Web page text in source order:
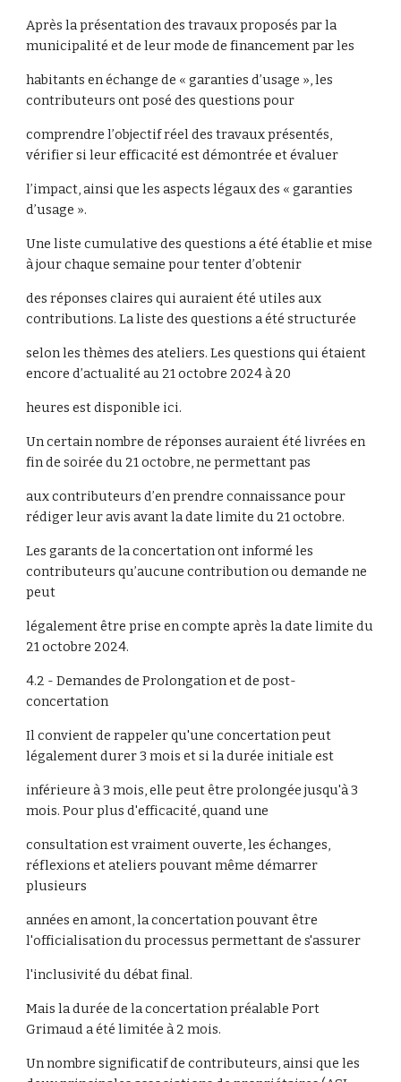
Après la présentation des travaux proposés par la
municipalité et de leur mode de financement par les
habitants en échange de « garanties d’usage », les
contributeurs ont posé des questions pour
comprendre l’objectif réel des travaux présentés,
vérifier si leur efficacité est démontrée et évaluer
l’impact, ainsi que les aspects légaux des « garanties
d’usage ».
Une liste cumulative des questions a été établie et mise
à jour chaque semaine pour tenter d’obtenir
des réponses claires qui auraient été utiles aux
contributions. La liste des questions a été structurée
selon les thèmes des ateliers. Les questions qui étaient
encore d’actualité au 21 octobre 2024 à 20
heures est disponible ici.
Un certain nombre de réponses auraient été livrées en
fin de soirée du 21 octobre, ne permettant pas
aux contributeurs d’en prendre connaissance pour
rédiger leur avis avant la date limite du 21 octobre.
Les garants de la concertation ont informé les
contributeurs qu’aucune contribution ou demande ne
peut
légalement être prise en compte après la date limite du
21 octobre 2024.
4.2 - Demandes de Prolongation et de post-
concertation
Il convient de rappeler qu'une concertation peut
légalement durer 3 mois et si la durée initiale est
inférieure à 3 mois, elle peut être prolongée jusqu'à 3
mois. Pour plus d'efficacité, quand une
consultation est vraiment ouverte, les échanges,
réflexions et ateliers pouvant même démarrer
plusieurs
années en amont, la concertation pouvant être
l'officialisation du processus permettant de s'assurer
l'inclusivité du débat final.
Mais la durée de la concertation préalable Port
Grimaud a été limitée à 2 mois.
Un nombre significatif de contributeurs, ainsi que les